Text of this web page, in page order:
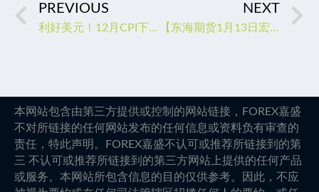
PREVIOUS
利好美元！12月CPI下滑但美联储尚未战胜通胀，不足以撼动鹰派立场
NEXT
【东海期货1月13日宏观金融日报】美国12月通胀进一步放缓，美元大幅走弱
本网站包含由第三方提供或控制的网站链接，FOREX嘉盛
不对所链接的任何网站发布的任何信息或资料负有审查的
责任，特此声明。FOREX嘉盛不认可或推荐所链接到的第
三 不认可或推荐所链接到的第三方网站上提供的任何产品
或服务。本网站所包含信息的目的仅供参考。因此，不应